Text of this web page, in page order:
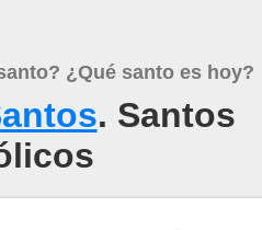
¿Qué santo es hoy?
. Santos